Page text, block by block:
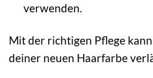
verwenden.
Mit der richtigen Pflege
deiner neuen Haarfarbe